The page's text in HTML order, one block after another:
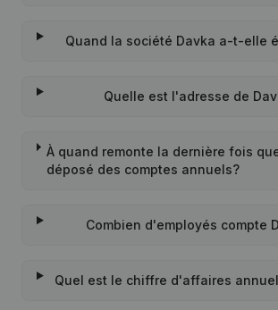
Quand la société Davka a-t-elle
Quelle est l'adresse de
À quand remonte la dernière fois
déposé des comptes annuels?
Combien d'employés compte
Quel est le chiffre d'affaires